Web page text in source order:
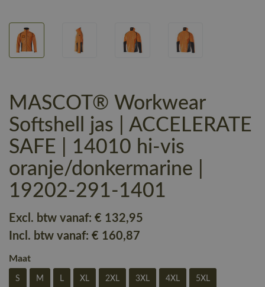
MASCOT® Workwear
Softshell jas | ACCELERATE
SAFE | 14010 hi-vis
oranje/donkermarine |
19202-291-1401
Excl. btw vanaf: € 132,95
Incl. btw vanaf: € 160,87
Maat
S M L XL 2XL 3XL 4XL 5XL